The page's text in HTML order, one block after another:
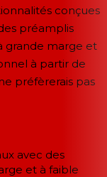
conçues
préamplis
grande marge et
à partir de
préfèrerais pas
avec des
et à faible